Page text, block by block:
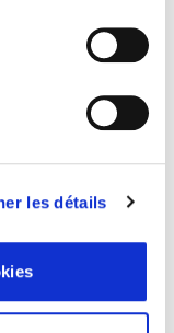
les détails